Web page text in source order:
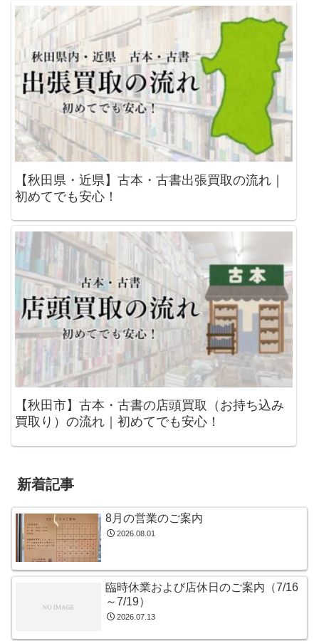
【秋田県・近県】古本・古書出張買取の流れ｜
初めてでも安心！
【秋田市】古本・古書の店頭買取（お持ち込み
買取り）の流れ｜初めてでも安心！
新着記事
8月の営業のご案内
2026.08.01
臨時休業および店休日のご案内（7/16
～7/19）
2026.07.13